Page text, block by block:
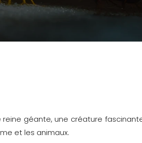
géante, une créature
et les animaux.